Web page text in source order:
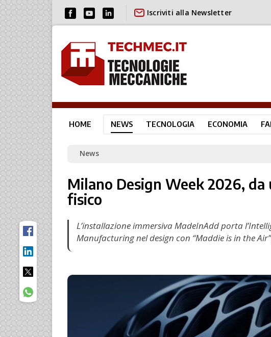
Iscriviti alla Newsletter
HOME NEWS TECNOLOGIA ECONOMIA
News
Milano Design Week 2026, da
fisico
L’installazione immersiva MadeInAdd porta
Manufacturing nel design con “Maddie is in the